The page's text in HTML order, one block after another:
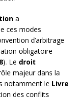
a
ces modes
d’arbitrage
obligatoire
). Le droit
majeur dans la
notamment le Livre
des conflits